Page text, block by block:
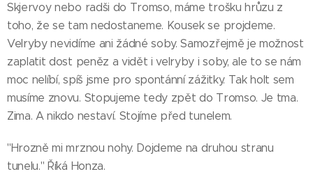
Skjervoy nebo radši do Tromso, máme trošku hrůzu z
toho, že se tam nedostaneme. Kousek se projdeme.
Velryby nevidíme ani žádné soby. Samozřejmě je možnost
zaplatit dost peněz a vidět i velryby i soby, ale to se nám
moc nelíbí, spíš jsme pro spontánní zážitky. Tak holt sem
musíme znovu. Stopujeme tedy zpět do Tromso. Je tma.
Zima. A nikdo nestaví. Stojíme před tunelem.
"Hrozně mi mrznou nohy. Dojdeme na druhou stranu
tunelu." Říká Honza.